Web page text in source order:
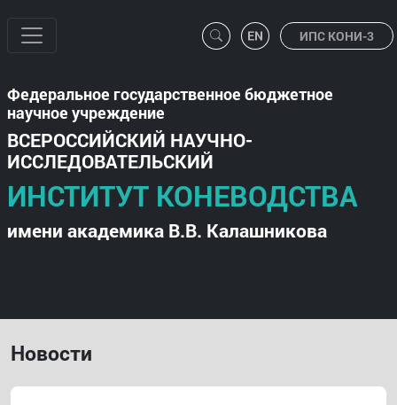
ИПС КОНИ-3
Федеральное государственное бюджетное
научное учреждение
ВСЕРОССИЙСКИЙ НАУЧНО-
ИССЛЕДОВАТЕЛЬСКИЙ
ИНСТИТУТ КОНЕВОДСТВА
имени академика В.В. Калашникова
Новости